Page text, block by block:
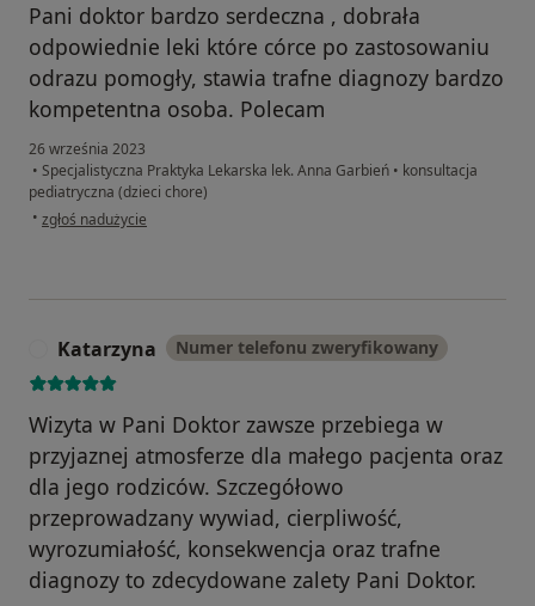
Pani doktor bardzo serdeczna , dobrała
odpowiednie leki które córce po zastosowaniu
odrazu pomogły, stawia trafne diagnozy bardzo
kompetentna osoba. Polecam
26 września 2023
• Specjalistyczna Praktyka Lekarska lek. Anna Garbień • konsultacja
pediatryczna (dzieci chore)
• w opinii użytkownika E .S
zgłoś nadużycie
Katarzyna Numer telefonu zweryfikowany
Wizyta w Pani Doktor zawsze przebiega w
przyjaznej atmosferze dla małego pacjenta oraz
dla jego rodziców. Szczegółowo
przeprowadzany wywiad, cierpliwość,
wyrozumiałość, konsekwencja oraz trafne
diagnozy to zdecydowane zalety Pani Doktor.